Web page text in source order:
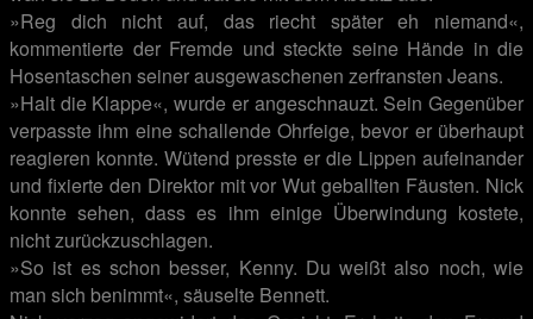
»Reg dich nicht auf, das riecht später eh niemand«,
kommentierte der Fremde und steckte seine Hände in die
Hosentaschen seiner ausgewaschenen zerfransten Jeans.
»Halt die Klappe«, wurde er angeschnauzt. Sein Gegenüber
verpasste ihm eine schallende Ohrfeige, bevor er überhaupt
reagieren konnte. Wütend presste er die Lippen aufeinander
und fixierte den Direktor mit vor Wut geballten Fäusten. Nick
konnte sehen, dass es ihm einige Überwindung kostete,
nicht zurückzuschlagen.
»So ist es schon besser, Kenny. Du weißt also noch, wie
man sich benimmt«, säuselte Bennett.